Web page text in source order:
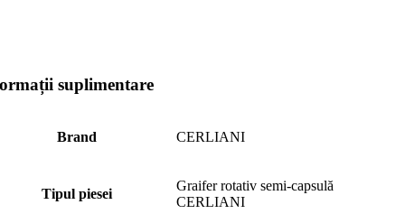
suplimentare
Brand CERLIANI
Tipul piesei
Graifer rotativ semi-capsulă
CERLIANI